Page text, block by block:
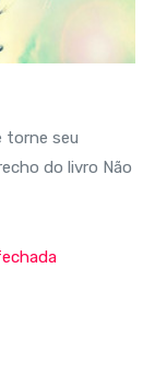
torne seu
do livro Não